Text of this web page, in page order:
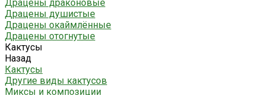
Драцены драконовые
Драцены душистые
Драцены окаймлённые
Драцены отогнутые
Кактусы
Назад
Кактусы
Другие виды кактусов
Миксы и композиции